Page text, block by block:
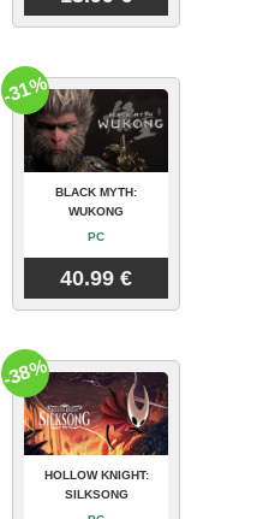
BLACK MYTH:
WUKONG
PC
40.99 €
-31%
HOLLOW KNIGHT:
SILKSONG
-38%